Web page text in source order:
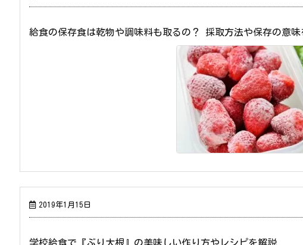
給食の保存食は乾物や調味料も取るの？ 採取方法や保存の意味
2019年1月15日
学校給食で『ぶり大根』の美味しい作り方やレシピを解説